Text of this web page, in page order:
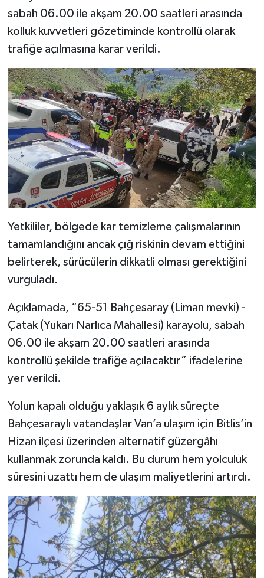
sabah 06.00 ile akşam 20.00 saatleri arasında
kolluk kuvvetleri gözetiminde kontrollü olarak
trafiğe açılmasına karar verildi.
Yetkililer, bölgede kar temizleme çalışmalarının
tamamlandığını ancak çığ riskinin devam ettiğini
belirterek, sürücülerin dikkatli olması gerektiğini
vurguladı.
Açıklamada, “65-51 Bahçesaray (Liman mevki) -
Çatak (Yukarı Narlıca Mahallesi) karayolu, sabah
06.00 ile akşam 20.00 saatleri arasında
kontrollü şekilde trafiğe açılacaktır” ifadelerine
yer verildi.
Yolun kapalı olduğu yaklaşık 6 aylık süreçte
Bahçesaraylı vatandaşlar Van’a ulaşım için Bitlis’in
Hizan ilçesi üzerinden alternatif güzergâhı
kullanmak zorunda kaldı. Bu durum hem yolculuk
süresini uzattı hem de ulaşım maliyetlerini artırdı.